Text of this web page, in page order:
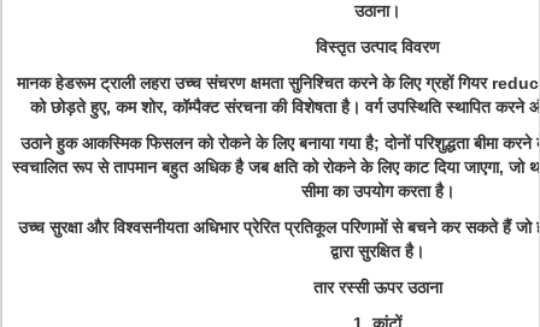
उठाना।
विस्तृत उत्पाद विवरण
मानक हेडरूम ट्राली लहरा उच्च संचरण क्षमता सुनिश्चित करने के लिए ग्रहों गियर
को छोड़ते हुए, कम शोर, कॉम्पैक्ट संरचना की विशेषता है। वर्ग उपस्थिति स्थापित
उठाने हुक आकस्मिक फिसलन को रोकने के लिए बनाया गया है; दोनों परिशुद्धता बीमा
स्वचालित रूप से तापमान बहुत अधिक है जब क्षति को रोकने के लिए काट दिया जाएगा,
सीमा का उपयोग करता है।
उच्च सुरक्षा और विश्वसनीयता अधिभार प्रेरित प्रतिकूल परिणामों से बचने कर सकते हैं जो
द्वारा सुरक्षित है।
तार रस्सी ऊपर उठाना